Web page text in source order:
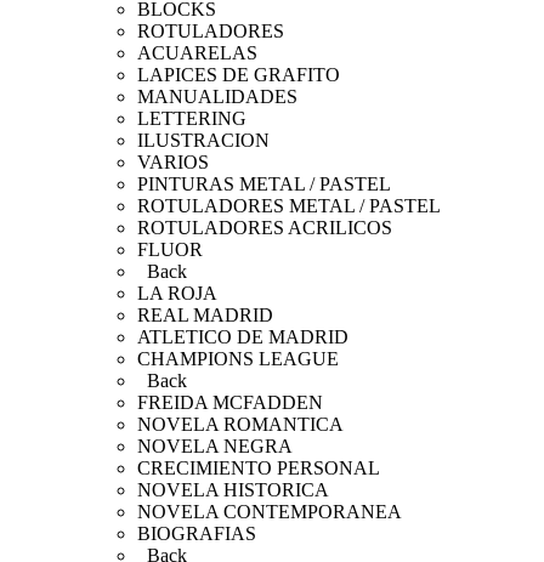
BLOCKS
ROTULADORES
ACUARELAS
LAPICES DE GRAFITO
MANUALIDADES
LETTERING
ILUSTRACION
VARIOS
PINTURAS METAL / PASTEL
ROTULADORES METAL / PASTEL
ROTULADORES ACRILICOS
FLUOR
Back
LA ROJA
REAL MADRID
ATLETICO DE MADRID
CHAMPIONS LEAGUE
Back
FREIDA MCFADDEN
NOVELA ROMANTICA
NOVELA NEGRA
CRECIMIENTO PERSONAL
NOVELA HISTORICA
NOVELA CONTEMPORANEA
BIOGRAFIAS
Back